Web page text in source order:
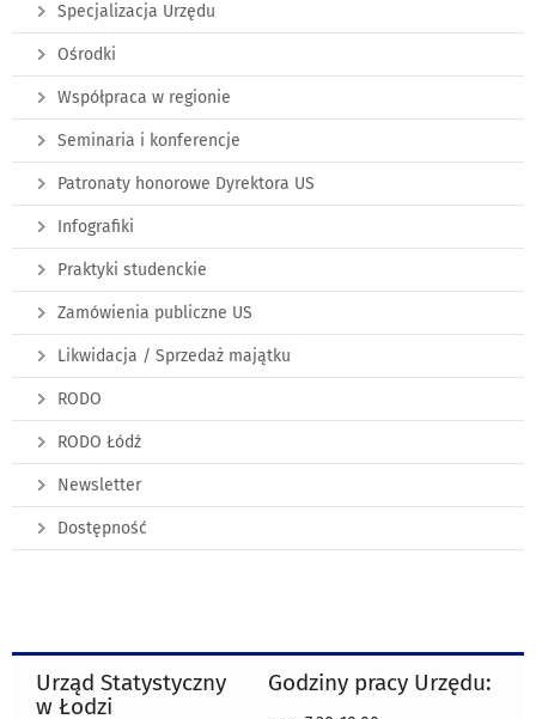
Specjalizacja Urzędu
Ośrodki
Współpraca w regionie
Seminaria i konferencje
Patronaty honorowe Dyrektora US
Infografiki
Praktyki studenckie
Zamówienia publiczne US
Likwidacja / Sprzedaż majątku
RODO
RODO Łódź
Newsletter
Dostępność
Urząd Statystyczny
w Łodzi
Godziny pracy Urzędu: